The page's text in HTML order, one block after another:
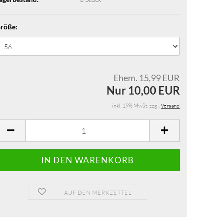
Ehem. 15,99 EUR
Nur 10,00 EUR
inkl. 19% MwSt. zzgl.Versand
AUF DEN MERKZETTEL